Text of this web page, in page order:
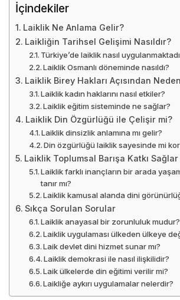
İçindekiler
Laiklik Ne Anlama Gelir?
Laikliğin Tarihsel Gelişimi Nasıldır?
Türkiye’de laiklik nasıl
Laiklik Osmanlı döneminde nasıldı?
Laiklik Birey Hakları Açısından
Laiklik kadın haklarını nasıl etkiler?
Laiklik eğitim sisteminde ne sağlar?
Laiklik Din Özgürlüğü ile Çelişir mi?
Laiklik dinsizlik anlamına mı gelir?
Din özgürlüğü laiklik sayesinde mi
Laiklik Toplumsal Barışa Katkı Sağlar
Laiklik farklı inançların bir arada
tanır mı?
Laiklik kamusal alanda dini
Sıkça Sorulan Sorular
Laiklik anayasal bir zorunluluk mudur?
Laiklik uygulaması ülkeden ülkeye
Laik devlet dini hizmet sunar mı?
Laiklik demokrasi ile nasıl ilişkilidir?
Laik ülkelerde din eğitimi verilir mi?
Laikliğe aykırı uygulamalar nelerdir?